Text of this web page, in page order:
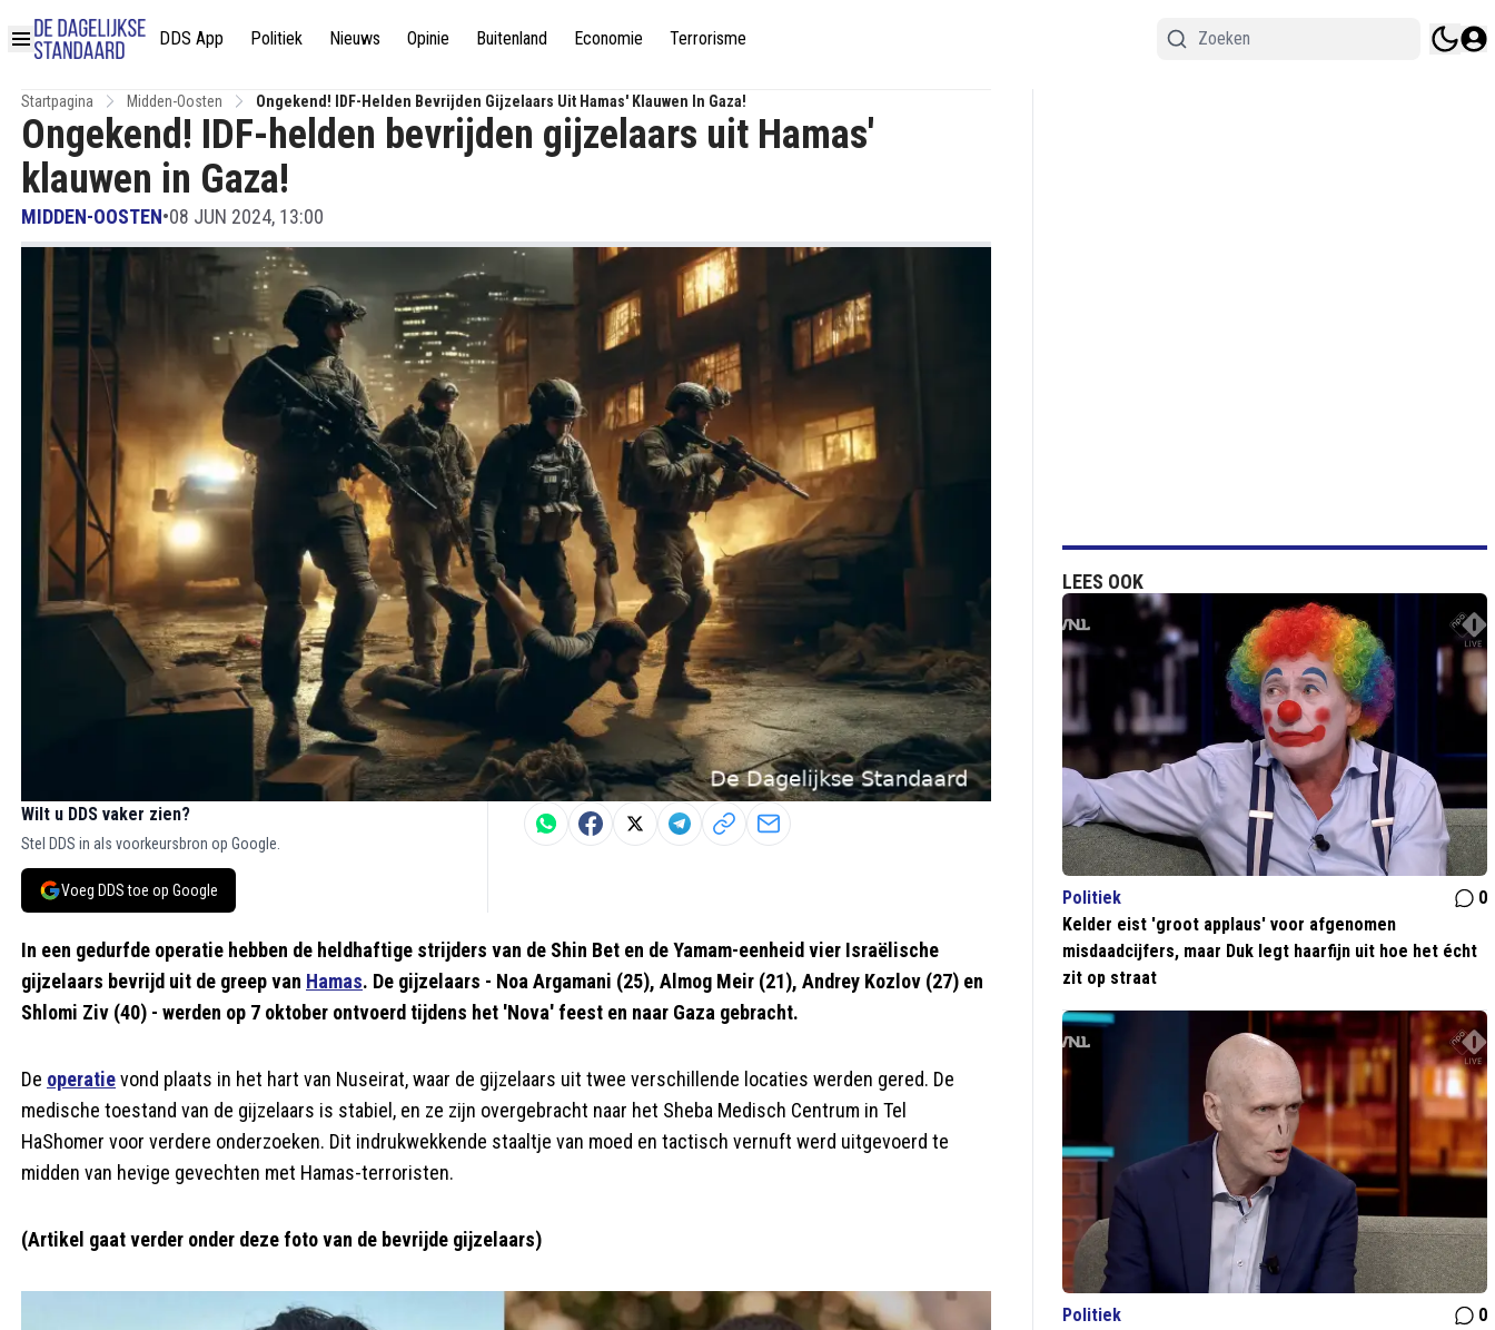
DDS App Politiek Nieuws Opinie Buitenland Economie Terrorisme
Startpagina Midden-Oosten Ongekend! IDF-Helden Bevrijden Gijzelaars Uit Hamas' Klauwen In Gaza!
Ongekend! IDF-helden bevrijden gijzelaars uit Hamas'
klauwen in Gaza!
MIDDEN-OOSTEN•08 JUN 2024, 13:00
Wilt u DDS vaker zien?
Stel DDS in als voorkeursbron op Google.
Voeg DDS toe op Google
In een gedurfde operatie hebben de heldhaftige strijders van de Shin Bet en de Yamam-eenheid vier Israëlische
gijzelaars bevrijd uit de greep van Hamas. De gijzelaars - Noa Argamani (25), Almog Meir (21), Andrey Kozlov (27) en
Shlomi Ziv (40) - werden op 7 oktober ontvoerd tijdens het 'Nova' feest en naar Gaza gebracht.
De operatievond plaats in het hart van Nuseirat, waar de gijzelaars uit twee verschillende locaties werden gered. De
medische toestand van de gijzelaars is stabiel, en ze zijn overgebracht naar het Sheba Medisch Centrum in Tel
HaShomer voor verdere onderzoeken. Dit indrukwekkende staaltje van moed en tactisch vernuft werd uitgevoerd te
midden van hevige gevechten met Hamas-terroristen.
(Artikel gaat verder onder deze foto van de bevrijde gijzelaars)
LEES OOK
Politiek
0
Kelder eist 'groot applaus' voor afgenomen
misdaadcijfers, maar Duk legt haarfijn uit hoe het écht
zit op straat
Politiek
0